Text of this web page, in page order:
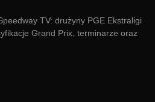
TV: drużyny PGE Ekstraligi
Grand Prix, terminarze oraz